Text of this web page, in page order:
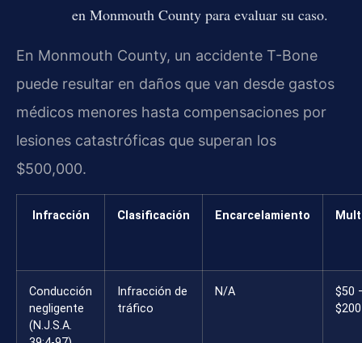
en Monmouth County para evaluar su caso.
En Monmouth County, un accidente T-Bone
puede resultar en daños que van desde gastos
médicos menores hasta compensaciones por
lesiones catastróficas que superan los
$500,000.
Infracción Clasificación Encarcelamiento
Conducción
negligente
(N.J.S.A.
Infracción de
tráfico
N/A
$50
$200